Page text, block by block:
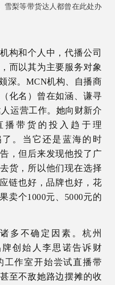
雪梨等带货达人都曾在此处办
构和个人中，代播公司
而以其为主要服务对象
深。MCN机构、自播商
化名）曾在如涵、谦寻
运营工作。她向财新介
播带货的投入趋于理
。当它还是蓝海的时
，但后来发现他投了广
货，所以他们现在选择
链也好，品牌也好，花
卖个1000元、5000元的
多不确定因素。杭州
牌创始人李思诺告诉财
工作室开始尝试直播带
至不敌她路边摆摊的收